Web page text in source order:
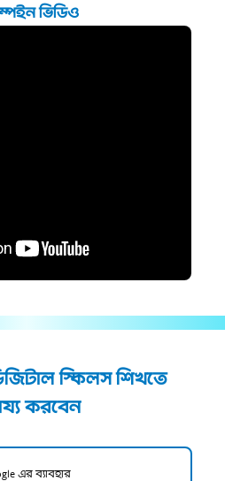
ভিডিও
স্কিলস শিখতে
করবেন
এর ব্যাবহার